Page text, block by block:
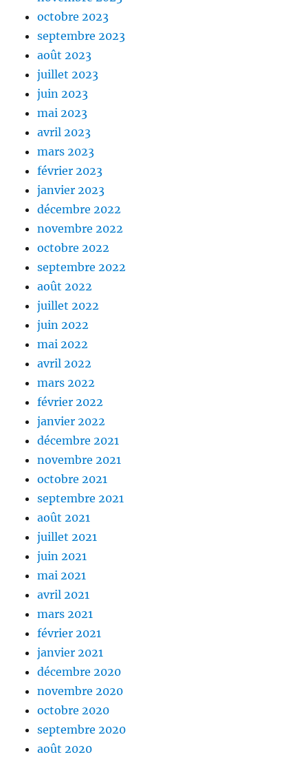
octobre 2023
septembre 2023
août 2023
juillet 2023
juin 2023
mai 2023
avril 2023
mars 2023
février 2023
janvier 2023
décembre 2022
novembre 2022
octobre 2022
septembre 2022
août 2022
juillet 2022
juin 2022
mai 2022
avril 2022
mars 2022
février 2022
janvier 2022
décembre 2021
novembre 2021
octobre 2021
septembre 2021
août 2021
juillet 2021
juin 2021
mai 2021
avril 2021
mars 2021
février 2021
janvier 2021
décembre 2020
novembre 2020
octobre 2020
septembre 2020
août 2020